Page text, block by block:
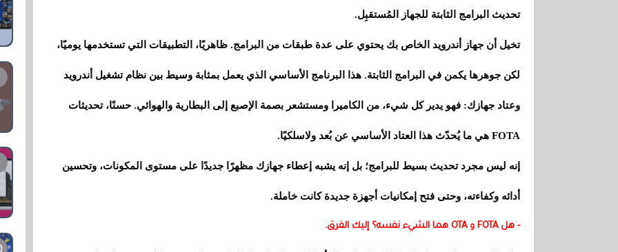
تحديث البرامج الثابتة للجهاز المُستقبِل.
تخيل أن جهاز أندرويد الخاص بك يحتوي على عدة طبقات من البرامج. ظاهريًا، التطبيقات التي تستخدمها يوميًا،
لكن جوهرها يكمن في البرامج الثابتة. هذا البرنامج الأساسي الذي يعمل بمثابة وسيط بين نظام تشغيل أندرويد
وعتاد جهازك: فهو يدير كل شيء، من الكاميرا ومستشعر بصمة الإصبع إلى البطارية والهوائي. حسنًا، تحديثات
FOTA هي ما يُحدّث هذا العتاد الأساسي عن بُعد ولاسلكيًا.
إنه ليس مجرد تحديث بسيط للبرامج؛ بل إنه يشبه إعطاء جهازك مظهرًا جديدًا على مستوى المكونات، وتحسين
أدائه وكفاءته، وحتى فتح إمكانيات أجهزة جديدة كانت خاملة.
- هل FOTA و OTA هما الشيء نفسه؟ إليك الفرق.